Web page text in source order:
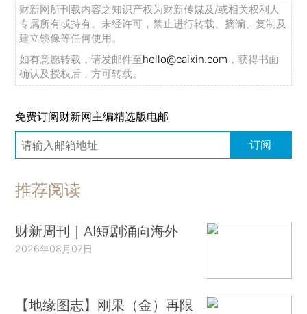
财新网所刊载内容之知识产权为财新传媒及/或相关权利人
专属所有或持有。未经许可，禁止进行转载、摘编、复制及
建立镜像等任何使用。
如有意愿转载，请发邮件至hello@caixin.com ，获得书面
确认及授权后，方可转载。
免费订阅财新网主编精选版电邮
订阅
推荐阅读
财新周刊｜AI短剧涌向海外
2026年08月07日
【地缘图志】刚果（金）再限